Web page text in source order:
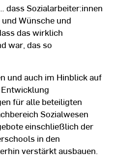
dass Sozialarbeiter:innen
Wünsche und
das wirklich
war, das so
und auch im Hinblick auf
für alle beteiligten
Sozialwesen
einschließlich der
in den
verstärkt ausbauen.